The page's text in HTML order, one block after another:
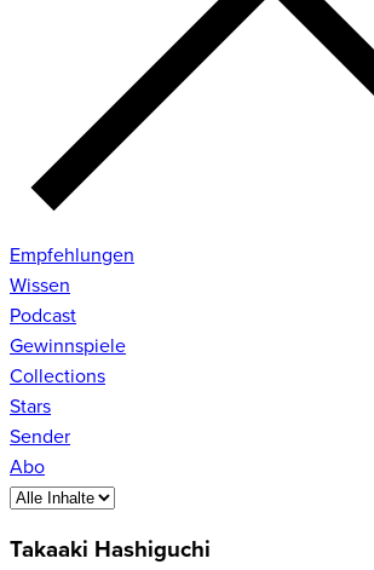
Empfehlungen
Wissen
Podcast
Gewinnspiele
Collections
Stars
Sender
Abo
Takaaki Hashiguchi